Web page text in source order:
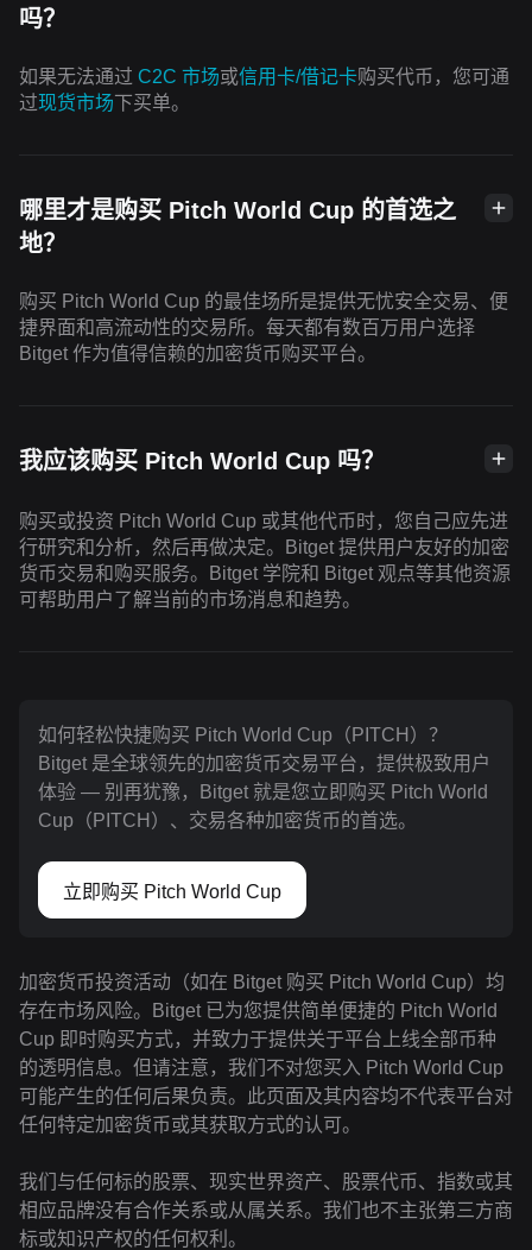
吗？
如果无法通过 C2C 市场或信用卡/借记卡购买代币，您可通
过现货市场下买单。
哪里才是购买 Pitch World Cup 的首选之
地？
购买 Pitch World Cup 的最佳场所是提供无忧安全交易、便
捷界面和高流动性的交易所。每天都有数百万用户选择
Bitget 作为值得信赖的加密货币购买平台。
我应该购买 Pitch World Cup 吗？
购买或投资 Pitch World Cup 或其他代币时，您自己应先进
行研究和分析，然后再做决定。Bitget 提供用户友好的加密
货币交易和购买服务。Bitget 学院和 Bitget 观点等其他资源
可帮助用户了解当前的市场消息和趋势。
如何轻松快捷购买 Pitch World Cup（PITCH）？
Bitget 是全球领先的加密货币交易平台，提供极致用户
体验 — 别再犹豫，Bitget 就是您立即购买 Pitch World
Cup（PITCH）、交易各种加密货币的首选。
立即购买 Pitch World Cup
加密货币投资活动（如在 Bitget 购买 Pitch World Cup）均
存在市场风险。Bitget 已为您提供简单便捷的 Pitch World
Cup 即时购买方式，并致力于提供关于平台上线全部币种
的透明信息。但请注意，我们不对您买入 Pitch World Cup
可能产生的任何后果负责。此页面及其内容均不代表平台对
任何特定加密货币或其获取方式的认可。
我们与任何标的股票、现实世界资产、股票代币、指数或其
相应品牌没有合作关系或从属关系。我们也不主张第三方商
标或知识产权的任何权利。